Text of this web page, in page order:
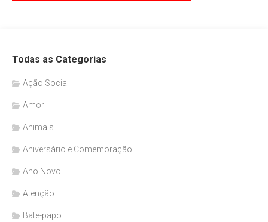
Todas as Categorias
Ação Social
Amor
Animais
Aniversário e Comemoração
Ano Novo
Atenção
Bate-papo